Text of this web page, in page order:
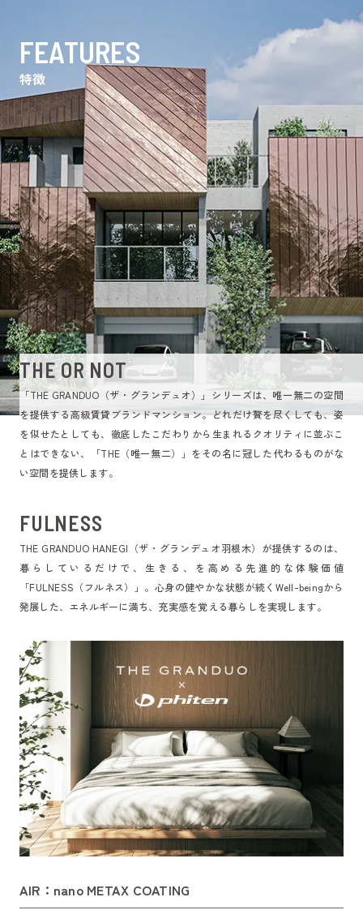
FEATURES
特徴
THE OR NOT
「THE GRANDUO（ザ・グランデュオ）」シリーズは、唯一無二の空間
を提供する高級賃貸ブランドマンション。どれだけ贅を尽くしても、姿
を似せたとしても、徹底したこだわりから生まれるクオリティに並ぶこ
とはできない、「THE（唯一無二）」をその名に冠した代わるものがな
い空間を提供します。
FULNESS
THE GRANDUO HANEGI（ザ・グランデュオ羽根木）が提供するのは、
暮らしているだけで、生きる、を高める先進的な体験価値
「FULNESS（フルネス）」。心身の健やかな状態が続くWell-beingから
発展した、エネルギーに満ち、充実感を覚える暮らしを実現します。
AIR：nano METAX COATING